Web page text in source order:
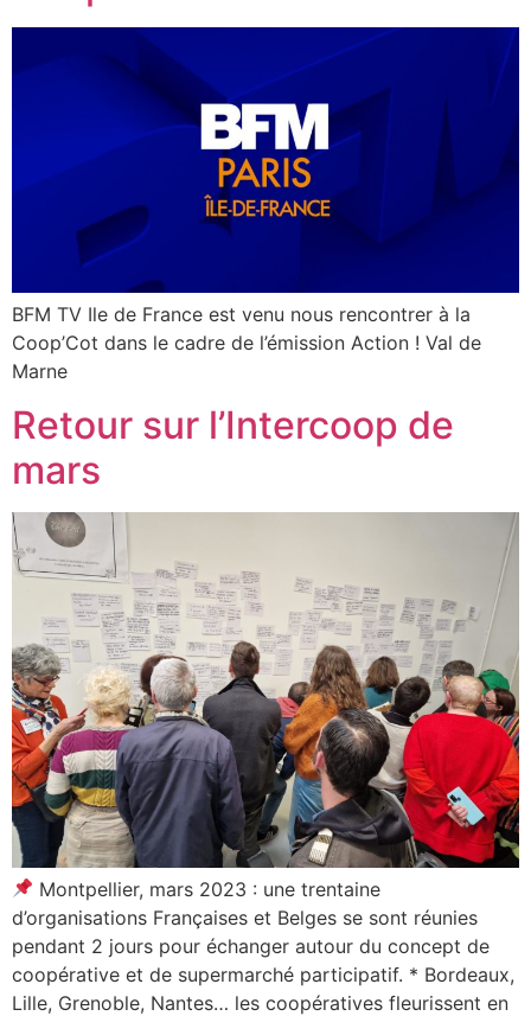
BFM TV Ile de France est venu nous rencontrer à la
Coop’Cot dans le cadre de l’émission Action ! Val de
Marne
Retour sur l’Intercoop de
mars
Montpellier, mars 2023 : une trentaine
d’organisations Françaises et Belges se sont réunies
pendant 2 jours pour échanger autour du concept de
coopérative et de supermarché participatif. * Bordeaux,
Lille, Grenoble, Nantes… les coopératives fleurissent en